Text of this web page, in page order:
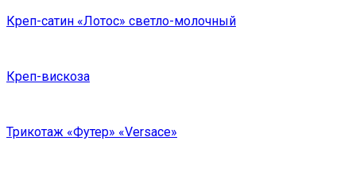
Креп-сатин «Лотос» светло-молочный
Креп-вискоза
Трикотаж «Футер» «Versace»